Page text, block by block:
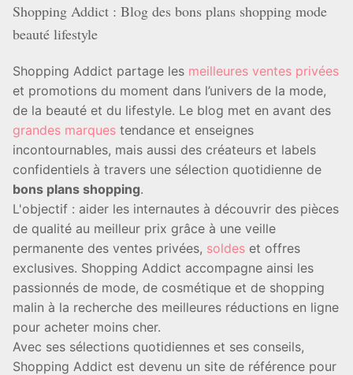
Shopping Addict : Blog des bons plans shopping mode
beauté lifestyle
Shopping Addict partage les meilleures ventes privées
et promotions du moment dans l’univers de la mode,
de la beauté et du lifestyle. Le blog met en avant des
grandes marques tendance et enseignes
incontournables, mais aussi des créateurs et labels
confidentiels à travers une sélection quotidienne de
bons plans shopping.
L'objectif : aider les internautes à découvrir des pièces
de qualité au meilleur prix grâce à une veille
permanente des ventes privées, soldes et offres
exclusives. Shopping Addict accompagne ainsi les
passionnés de mode, de cosmétique et de shopping
malin à la recherche des meilleures réductions en ligne
pour acheter moins cher.
Avec ses sélections quotidiennes et ses conseils,
Shopping Addict est devenu un site de référence pour